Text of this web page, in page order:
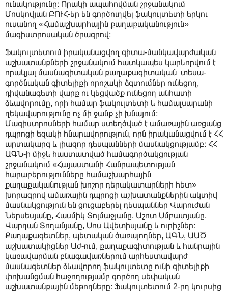
ունակությունը։ Որակի ապահովման շրջանակում
Մոսկովյան ԲՈՒՀ-եր են գործուղվել ֆակուլտետի երկու
ուսանող «Համաշխարհային քաղաքականություն»
մագիստրոսական ծրագրով։
Ֆակուլտետում իրականացվող գիտա-մանկավարժական
աշխատանքների շրջանակում հատկապես կարևորվում է
որակյալ մասնագիտական քաղաքագիտական տեսա-
գործնական գիտելիքի որոշակի ձգտումներ ունեցող,
դիվանագետի վարք ու կեցվածք ունեցող անհատի
ձևավորումը, որի համար ֆակուլտետի և համալսարանի
ղեկավարությունը ոչ մի ջանք չի խնայում։
Մագիստրոսների համար ստեղծված է ամառային առցանց
դպրոցի եզակի հնարավորություն, որն իրականացվում է ՀՀ
արտակարգ և լիազոր դեսպանների մասնակցությամբ։ ՀՀ
ԱԳՆ-ի միջև հաստատված համագործակցության
շրջանակում «Հայաստանի Հանրապետության
հարաբերությունները համաշխարհային
քաղաքականության խոշոր դերակատարների հետ»
խորագրով ամառային դպրոցի աշխատանքներին ակտիվ
մասնակցություն են ցուցաբերել դեսպաններ Վարուժան
Ներսեսյանը, Հասմիկ Տոլմաջյանը, Աշոտ Սմբատյանը,
Վարդան Տողանյանը, Սոս Ավետիսյանը և ուրիշներ։
Քաղաքագետներ, պետական ծառայողներ, ԱԳՆ, ԱԱԾ
աշխատակիցներ Աժ-ում, քաղաքագիտության և հանրային
կառավարման բնագավառներում արհեստավարժ
մասնագետներ ձևավորող ֆակուլտետը ունի գիտելիքի
փոխանցման հաջողությամբ գործող սեփական
աշխատանքային մեթոդները։ Ֆակուլտետում 2-րդ կուրսից